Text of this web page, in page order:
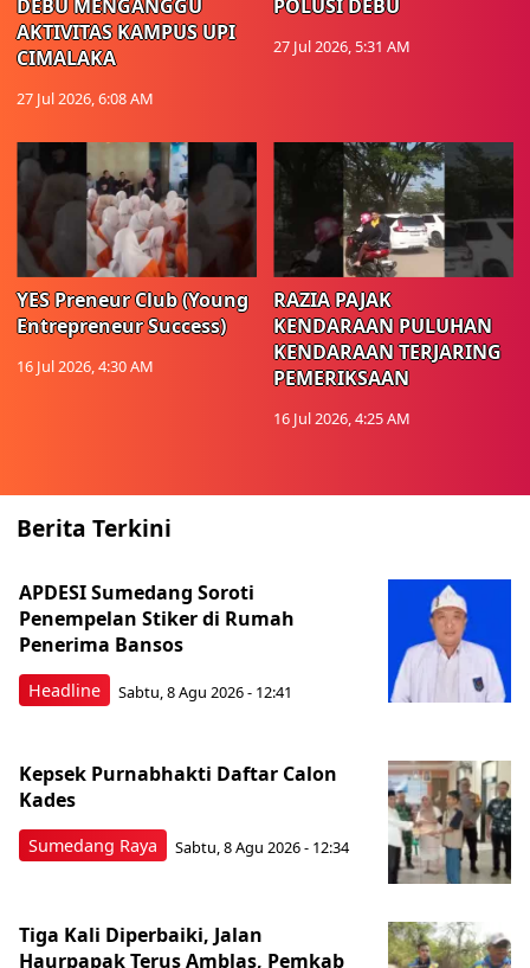
DEBU MENGANGGU
AKTIVITAS KAMPUS UPI
CIMALAKA
27 Jul 2026, 6:08 AM
POLUSI DEBU
27 Jul 2026, 5:31 AM
YES Preneur Club (Young
Entrepreneur Success)
16 Jul 2026, 4:30 AM
RAZIA PAJAK
KENDARAAN PULUHAN
KENDARAAN TERJARING
PEMERIKSAAN
16 Jul 2026, 4:25 AM
Berita Terkini
Headline
APDESI Sumedang Soroti
Penempelan Stiker di Rumah
Penerima Bansos
Sabtu, 8 Agu 2026 - 12:41
Sumedang Raya
Kepsek Purnabhakti Daftar Calon
Kades
Sabtu, 8 Agu 2026 - 12:34
Tiga Kali Diperbaiki, Jalan
Haurpapak Terus Amblas, Pemkab